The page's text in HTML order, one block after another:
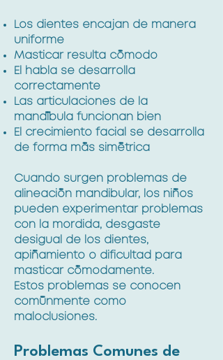
Los dientes encajan de manera
uniforme
Masticar resulta cómodo
El habla se desarrolla
correctamente
Las articulaciones de la
mandíbula funcionan bien
El crecimiento facial se desarrolla
de forma más simétrica
Cuando surgen problemas de
alineación mandibular, los niños
pueden experimentar problemas
con la mordida, desgaste
desigual de los dientes,
apiñamiento o dificultad para
masticar cómodamente.
Estos problemas se conocen
comúnmente como
maloclusiones.
Problemas Comunes de